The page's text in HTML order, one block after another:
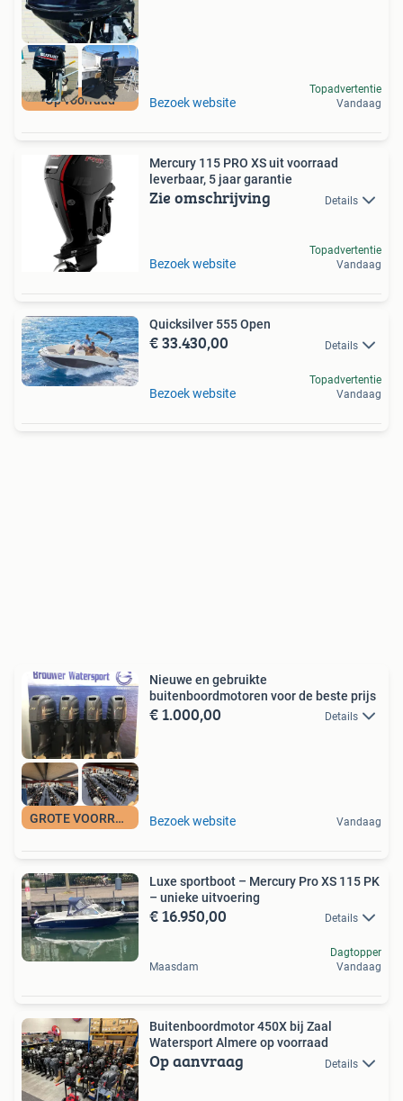
Op voorraad Bezoek website
Topadvertentie
Vandaag
Mercury 115 PRO XS uit voorraad
leverbaar, 5 jaar garantie
Zie omschrijving Details
Bezoek website
Topadvertentie
Vandaag
Quicksilver 555 Open
€ 33.430,00 Details
Bezoek website
Topadvertentie
Vandaag
GROTE VOORRAAD
Nieuwe en gebruikte
buitenboordmotoren voor de beste prijs
€ 1.000,00 Details
Bezoek website Vandaag
Luxe sportboot – Mercury Pro XS 115 PK
– unieke uitvoering
€ 16.950,00 Details
Maasdam
Dagtopper
Vandaag
Buitenboordmotor 450X bij Zaal
Watersport Almere op voorraad
Op aanvraag Details